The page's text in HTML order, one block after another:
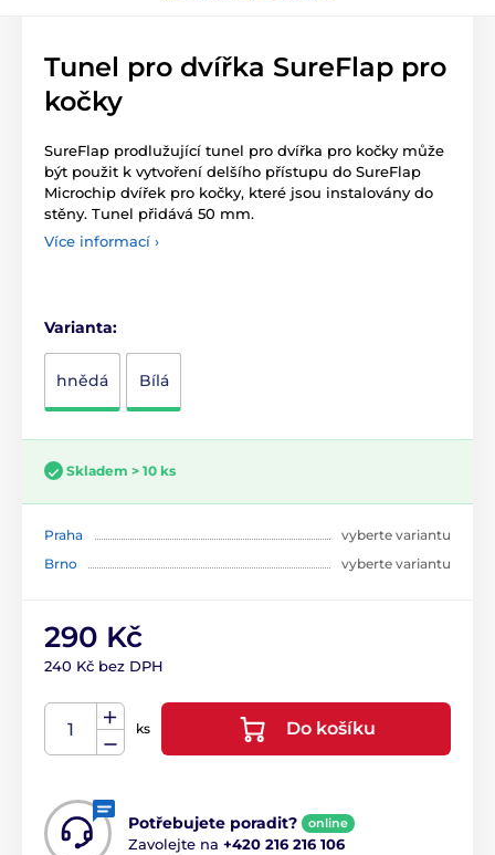
Tunel pro dvířka SureFlap pro
kočky
SureFlap prodlužující tunel pro dvířka pro kočky může
být použit k vytvoření delšího přístupu do SureFlap
Microchip dvířek pro kočky, které jsou instalovány do
stěny. Tunel přidává 50 mm.
Více informací ›
Varianta:
hnědá Bílá
Skladem > 10 ks
Praha
vyberte variantu
Brno
vyberte variantu
290 Kč
240 Kč bez DPH
ks Do košíku
Potřebujete poradit? online
Zavolejte na +420 216 216 106